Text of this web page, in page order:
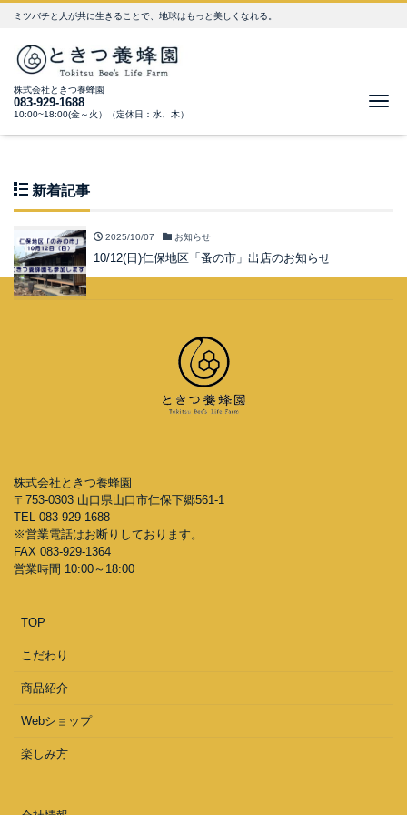
ミツバチと人が共に生きることで、地球はもっと美しくなれる。
株式会社ときつ養蜂園
083-929-1688
10:00~18:00(金～火）（定休日：水、木）
新着記事
2025/10/07 お知らせ
10/12(日)仁保地区「蚤の市」出店のお知らせ
株式会社ときつ養蜂園
〒753-0303 山口県山口市仁保下郷561-1
TEL 083-929-1688
※営業電話はお断りしております。
FAX 083-929-1364
営業時間 10:00～18:00
TOP
こだわり
商品紹介
Webショップ
楽しみ方